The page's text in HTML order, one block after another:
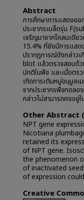
Abstract
การศึกษาการแสดงอ
ประชากรเมล็ดรุ่น
เจริญมาจากโคลนเดี
15.4% ที่ยังมีการแสด
ปรากฏการณ์ดังกล่าว
blot แล้วตรวจสอบด้ว
ปกติในพืช และเมื่อต
เกิดการเติมหมู่อนุมูล
จากประชากรพืชทดล
กล่าวไม่สามารถคงอยู่
Other Abstract
NPT gene
Nicotiana
retained its
of NPT gene.
the phenomenon
of inactivated
of expression
Creative